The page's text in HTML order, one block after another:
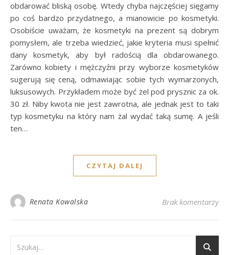
obdarować bliską osobę. Wtedy chyba najczęściej sięgamy
po coś bardzo przydatnego, a mianowicie po kosmetyki.
Osobiście uważam, że kosmetyki na prezent są dobrym
pomysłem, ale trzeba wiedzieć, jakie kryteria musi spełnić
dany kosmetyk, aby był radością dla obdarowanego.
Zarówno kobiety i mężczyźni przy wyborze kosmetyków
sugerują się ceną, odmawiając sobie tych wymarzonych,
luksusowych. Przykładem może być żel pod prysznic za ok.
30 zł. Niby kwota nie jest zawrotna, ale jednak jest to taki
typ kosmetyku na który nam żal wydać taką sumę. A jeśli
ten…
CZYTAJ DALEJ
Renata Kowalska Brak komentarzy